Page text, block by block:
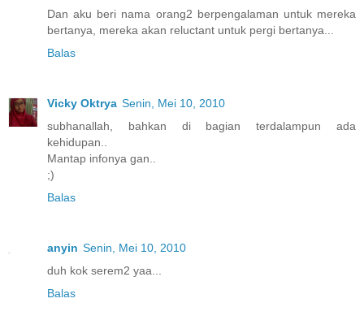
Dan aku beri nama orang2 berpengalaman untuk mereka
bertanya, mereka akan reluctant untuk pergi bertanya...
Balas
Vicky Oktrya Senin, Mei 10, 2010
subhanallah, bahkan di bagian terdalampun ada
kehidupan..
Mantap infonya gan..
;)
Balas
anyin Senin, Mei 10, 2010
duh kok serem2 yaa...
Balas